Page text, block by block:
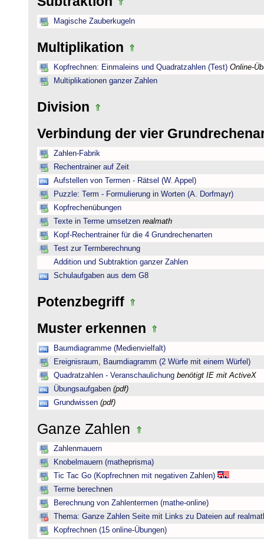
Magische Zauberkugeln
Multiplikation
Kopfrechnen: Einmaleins und Quadratzahlen (Test) Online-
Multiplikationen ganzer Zahlen
Division
Verbindung der vier
Zahlen-Fabrik
Rechentrainer auf Zeit
Aufstellen von Termen - Rätsel (W. Appel)
Puzzle: Term - Formulierung in Worten (A. Dorfmayr)
Kopfrechenübungen
Texte in Terme umsetzen realmath
Kopf-Rechentrainer für die 4 Grundrechenarten
Test zur Termberechnung
Addition und Subtraktion ganzer Zahlen
Schulaufgaben aus dem G8
Potenzbegriff
Muster erkennen
Baumdiagramme (Medienvielfalt)
Ereignisraum, Baumdiagramm (2 Würfe mit einem Würfel)
Quadratzahlen - Veranschaulichung benötigt IE mit ActiveX
Übungsaufgaben (pdf)
Grundwissen (pdf)
Ganze Zahlen
Zahlenmauern
Knobelmauern (matheprisma)
Tic Tac Go (Kopfrechnen mit negativen Zahlen)
Terme berechnen
Berechnung von Zahlentermen (mathe-online)
Thema: Ganze Zahlen Seite mit Links zu Dateien auf
Kopfrechnen (15 online-Übungen)